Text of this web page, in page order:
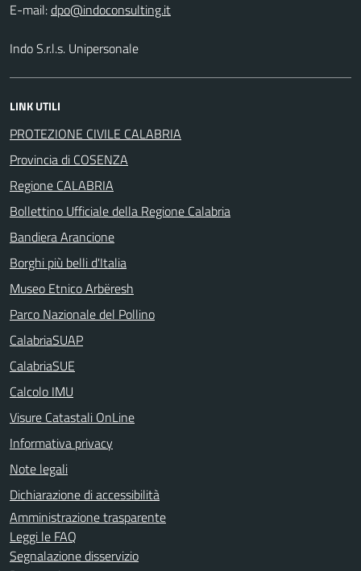
E-mail:
Indo S.r.l.s. Unipersonale
LINK UTILI
PROTEZIONE CIVILE CALABRIA
Provincia di COSENZA
Regione CALABRIA
Bollettino Ufficiale della Regione Calabria
Bandiera Arancione
Borghi più belli d'Italia
Museo Etnico Arbëresh
Parco Nazionale del Pollino
CalabriaSUAP
CalabriaSUE
Calcolo IMU
Visure Catastali OnLine
Informativa privacy
Note legali
Dichiarazione di accessibilità
Amministrazione trasparente
Leggi le FAQ
Segnalazione disservizio